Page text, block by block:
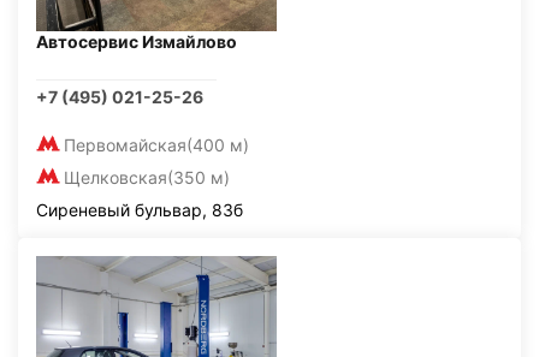
Автосервис Измайлово
+7 (495) 021-25-26
Первомайская(400 м)
Щелковская(350 м)
Сиреневый бульвар, 83б